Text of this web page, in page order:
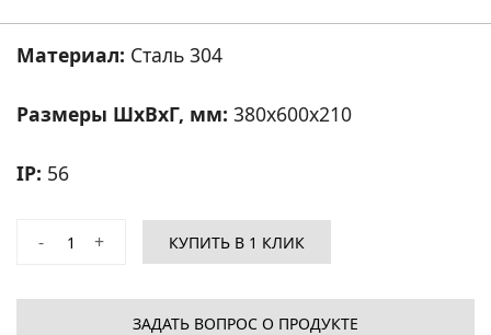
Материал: Сталь 304
Размеры ШхВхГ, мм: 380x600x210
IP: 56
+
- КУПИТЬ В 1 КЛИК
ЗАДАТЬ ВОПРОС О ПРОДУКТЕ